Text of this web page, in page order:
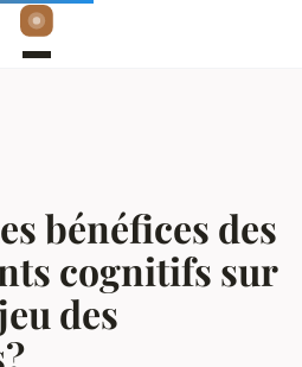
bénéfices des
cognitifs sur
des